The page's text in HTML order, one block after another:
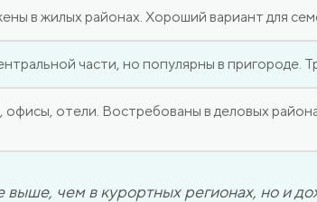
в жилых районах. Хороший вариант для
части, но популярны в
офисы, отели. Востребованы в деловых
выше, чем в курортных регионах, но и